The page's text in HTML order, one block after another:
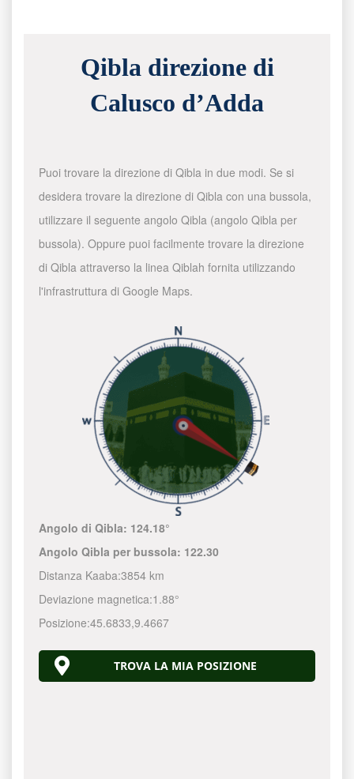
Qibla direzione di
Calusco d’Adda
Puoi trovare la direzione di Qibla in due modi. Se si
desidera trovare la direzione di Qibla con una bussola,
utilizzare il seguente angolo Qibla (angolo Qibla per
bussola). Oppure puoi facilmente trovare la direzione
di Qibla attraverso la linea Qiblah fornita utilizzando
l'infrastruttura di Google Maps.
Angolo di Qibla: 124.18°
Angolo Qibla per bussola: 122.30
Distanza Kaaba:3854 km
Deviazione magnetica:1.88°
Posizione:45.6833,9.4667
TROVA LA MIA POSIZIONE